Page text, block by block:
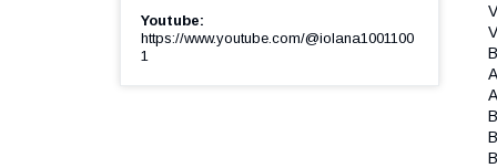
Youtube
https://www.youtube.com/@iolana1001100
1